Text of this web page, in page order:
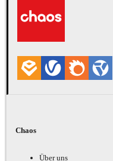
Chaos
Über uns